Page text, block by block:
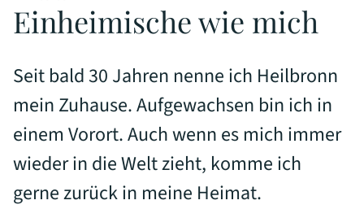
Einheimische wie mich
Seit bald 30 Jahren nenne ich Heilbronn
mein Zuhause. Aufgewachsen bin ich in
einem Vorort. Auch wenn es mich immer
wieder in die Welt zieht, komme ich
gerne zurück in meine Heimat.